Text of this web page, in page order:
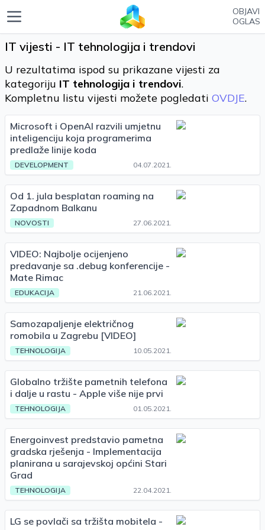
OBJAVI
OGLAS
IT vijesti - IT tehnologija i trendovi
U rezultatima ispod su prikazane vijesti za
kategoriju IT tehnologija i trendovi.
Kompletnu listu vijesti možete pogledati OVDJE.
Microsoft i OpenAI razvili umjetnu
inteligenciju koja programerima
predlaže linije koda
DEVELOPMENT 04.07.2021.
Od 1. jula besplatan roaming na
Zapadnom Balkanu
NOVOSTI 27.06.2021.
VIDEO: Najbolje ocijenjeno
predavanje sa .debug konferencije -
Mate Rimac
EDUKACIJA 21.06.2021.
Samozapaljenje električnog
romobila u Zagrebu [VIDEO]
TEHNOLOGIJA 10.05.2021.
Globalno tržište pametnih telefona
i dalje u rastu - Apple više nije prvi
TEHNOLOGIJA 01.05.2021.
Energoinvest predstavio pametna
gradska rješenja - Implementacija
planirana u sarajevskoj općini Stari
Grad
TEHNOLOGIJA 22.04.2021.
LG se povlači sa tržišta mobitela -